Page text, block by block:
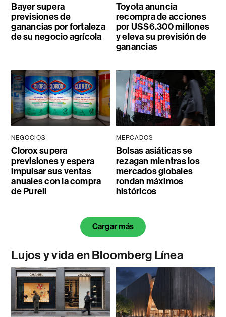
Bayer supera
previsiones de
ganancias por fortaleza
de su negocio agrícola
Toyota anuncia
recompra de acciones
por US$6.300 millones
y eleva su previsión de
ganancias
NEGOCIOS
Clorox supera
previsiones y espera
impulsar sus ventas
anuales con la compra
de Purell
MERCADOS
Bolsas asiáticas se
rezagan mientras los
mercados globales
rondan máximos
históricos
Cargar más
Lujos y vida en Bloomberg Línea